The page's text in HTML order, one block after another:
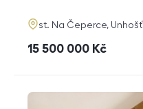
adresa
st. Na Čeperce, Unhošť
cena
15 500 000 Kč